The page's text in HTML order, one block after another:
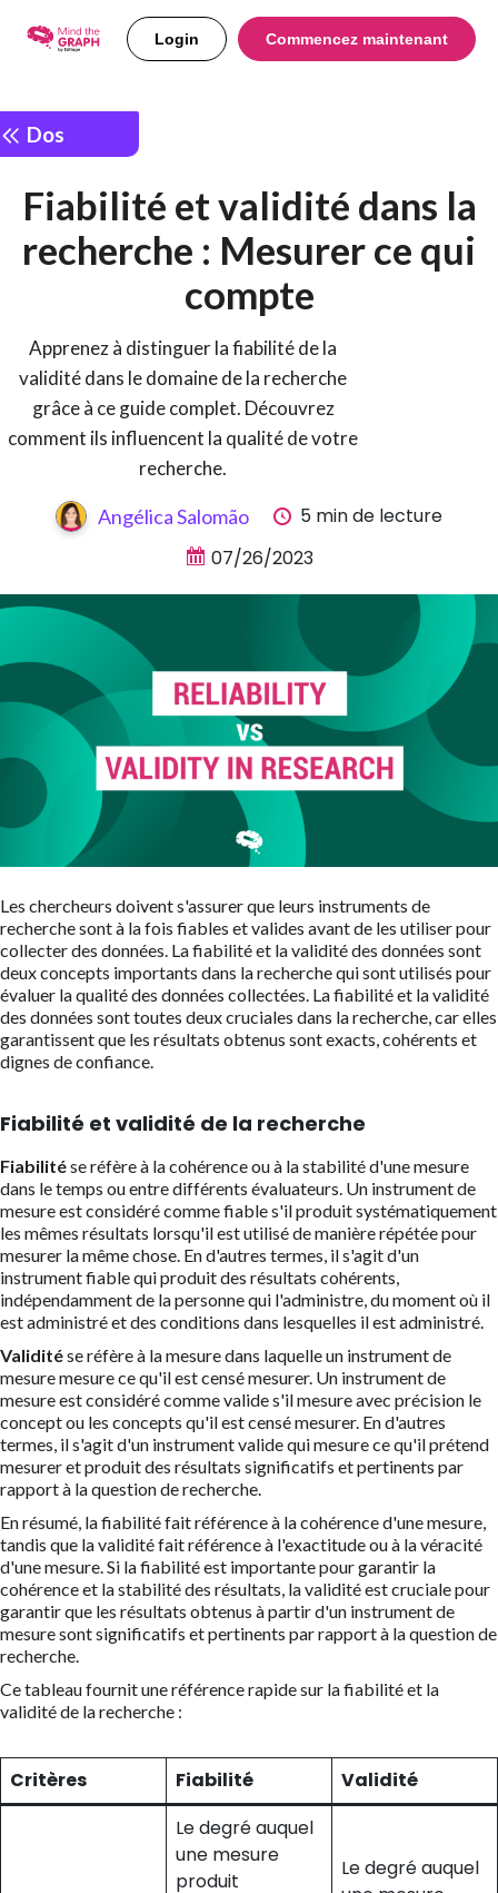
Login Commencez maintenant
Dos
Fiabilité et validité dans la
recherche : Mesurer ce qui
compte
Apprenez à distinguer la fiabilité de la
validité dans le domaine de la recherche
grâce à ce guide complet. Découvrez
comment ils influencent la qualité de votre
recherche.
Angélica Salomão
5 min de lecture
07/26/2023
Les chercheurs doivent s'assurer que leurs instruments de
recherche sont à la fois fiables et valides avant de les utiliser pour
collecter des données. La fiabilité et la validité des données sont
deux concepts importants dans la recherche qui sont utilisés pour
évaluer la qualité des données collectées. La fiabilité et la validité
des données sont toutes deux cruciales dans la recherche, car elles
garantissent que les résultats obtenus sont exacts, cohérents et
dignes de confiance.
Fiabilité et validité de la recherche
Fiabilitése réfère à la cohérence ou à la stabilité d'une mesure
dans le temps ou entre différents évaluateurs. Un instrument de
mesure est considéré comme fiable s'il produit systématiquement
les mêmes résultats lorsqu'il est utilisé de manière répétée pour
mesurer la même chose. En d'autres termes, il s'agit d'un
instrument fiable qui produit des résultats cohérents,
indépendamment de la personne qui l'administre, du moment où il
est administré et des conditions dans lesquelles il est administré.
Validitése réfère à la mesure dans laquelle un instrument de
mesure mesure ce qu'il est censé mesurer. Un instrument de
mesure est considéré comme valide s'il mesure avec précision le
concept ou les concepts qu'il est censé mesurer. En d'autres
termes, il s'agit d'un instrument valide qui mesure ce qu'il prétend
mesurer et produit des résultats significatifs et pertinents par
rapport à la question de recherche.
En résumé, la fiabilité fait référence à la cohérence d'une mesure,
tandis que la validité fait référence à l'exactitude ou à la véracité
d'une mesure. Si la fiabilité est importante pour garantir la
cohérence et la stabilité des résultats, la validité est cruciale pour
garantir que les résultats obtenus à partir d'un instrument de
mesure sont significatifs et pertinents par rapport à la question de
recherche.
Ce tableau fournit une référence rapide sur la fiabilité et la
validité de la recherche :
Critères Fiabilité Validité
Le degré auquel
une mesure
produit
Le degré auquel